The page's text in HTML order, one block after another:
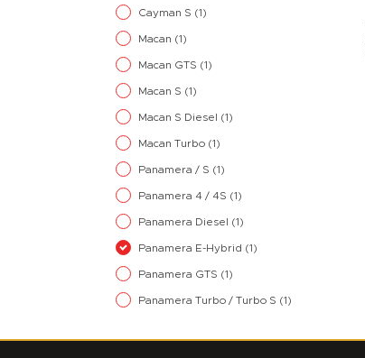
Cayman S (1)
Macan (1)
Macan GTS (1)
Macan S (1)
Macan S Diesel (1)
Macan Turbo (1)
Panamera / S (1)
Panamera 4 / 4S (1)
Panamera Diesel (1)
Panamera E-Hybrid (1)
Panamera GTS (1)
Panamera Turbo / Turbo S (1)